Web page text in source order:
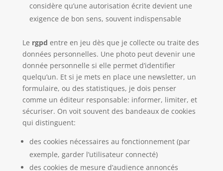
considère qu’une autorisation écrite devient une
exigence de bon sens, souvent indispensable
Le rgpd entre en jeu dès que je collecte ou traite des
données personnelles. Une photo peut devenir une
donnée personnelle si elle permet d’identifier
quelqu’un. Et si je mets en place une newsletter, un
formulaire, ou des statistiques, je dois penser
comme un éditeur responsable: informer, limiter, et
sécuriser. On voit souvent des bandeaux de cookies
qui distinguent:
des cookies nécessaires au fonctionnement (par
exemple, garder l’utilisateur connecté)
des cookies de mesure d’audience annoncés